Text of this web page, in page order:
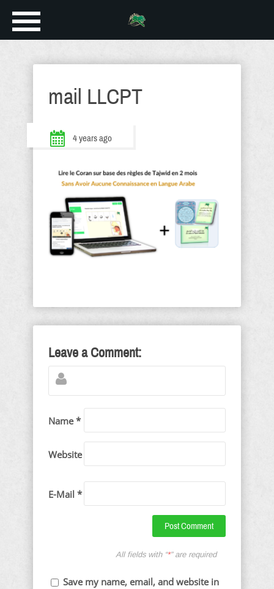
mail LLCPT
4 years ago
Leave a Comment:
Name *
Website
E-Mail *
All fields with “*” are required
Save my name, email, and website in